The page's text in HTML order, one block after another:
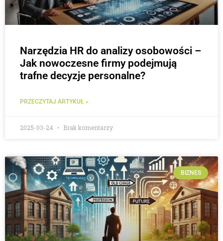
Narzędzia HR do analizy osobowości –
Jak nowoczesne firmy podejmują
trafne decyzje personalne?
PRZECZYTAJ ARTYKUŁ »
2025-03-24 Brak komentarzy
BIZNES